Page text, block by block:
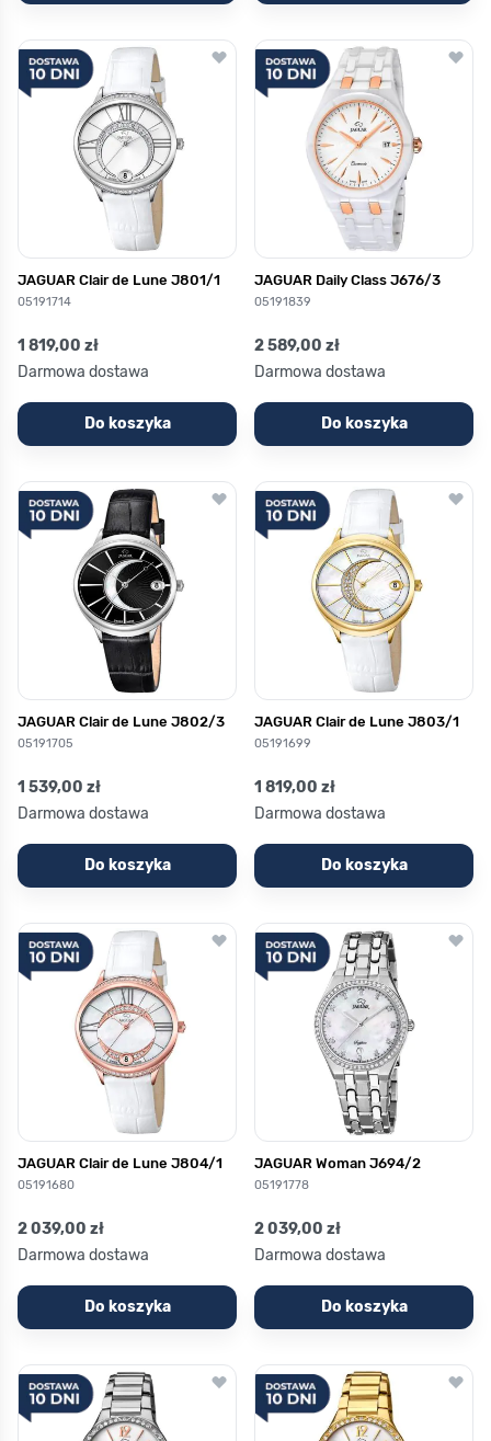
JAGUAR Clair de Lune J801/1
05191714
1 819,00 zł
Darmowa dostawa
Do koszyka
JAGUAR Daily Class J676/3
05191839
2 589,00 zł
Darmowa dostawa
Do koszyka
JAGUAR Clair de Lune J802/3
05191705
1 539,00 zł
Darmowa dostawa
Do koszyka
JAGUAR Clair de Lune J803/1
05191699
1 819,00 zł
Darmowa dostawa
Do koszyka
JAGUAR Clair de Lune J804/1
05191680
2 039,00 zł
Darmowa dostawa
Do koszyka
JAGUAR Woman J694/2
05191778
2 039,00 zł
Darmowa dostawa
Do koszyka